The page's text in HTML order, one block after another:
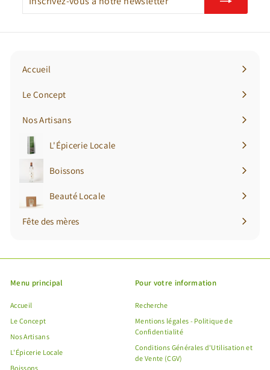
vous
notre
Accueil
Le Concept
Nos Artisans
L'Épicerie Locale
Ouvrir
menu
Boissons
Ouvrir
menu
Beauté Locale
Ouvrir
menu
Fête des mères
Menu principal
Accueil
Le Concept
Nos Artisans
L'Épicerie Locale
Boissons
Pour votre information
Recherche
Mentions légales - Politique de
Confidentialité
Conditions Générales d'Utilisation et
de Vente (CGV)